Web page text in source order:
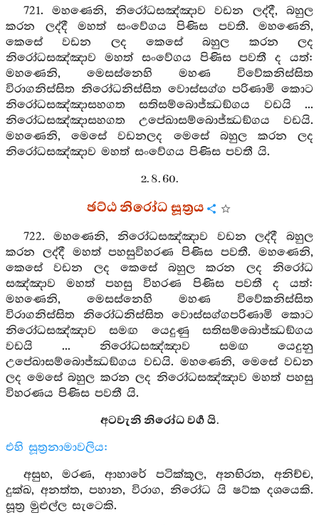
721. මහණෙනි, නිරෝධසඤ්ඤාව වඩන ලද්දී, බහුල
කරන ලද්දී මහත් සංවේගය පිණිස පවතී. මහණෙනි,
කෙසේ වඩන ලද කෙසේ බහුල කරන ලද
නිරෝධසඤ්ඤාව මහත් සංවේගය පිණිස පවතී ද යත්:
මහණෙනි, මෙසස්නෙහි මහණ විවේකනිස්සිත
විරාගනිස්සිත නිරෝධනිස්සිත වොස්සග්ග පරිණාමි කොට
නිරෝධසඤ්ඤාසහගත සතිසම්බොජ්ඣඞ්ගය වඩයි ...
නිරෝධසඤ්ඤාසහගත උපේඛාසම්බොජ්ඣඞ්ගය වඩයි.
මහණෙනි, මෙසේ වඩනලද මෙසේ බහුල කරන ලද
නිරෝධසඤ්ඤාව මහත් සංවේගය පිණිස පවතී යි.
2. 8. 60.
ඡට්ඨ නිරෝධ සූත්‍රය
722. මහණෙනි, නිරෝධසඤ්ඤාව වඩන ලද්දී බහුල
කරන ලද්දී මහත් පහසුවිහරණ පිණිස පවතී. මහණෙනි,
කෙසේ වඩන ලද කෙසේ බහුල කරන ලද නිරෝධ
සඤ්ඤාව මහත් පහසු විහරණ පිණිස පවතී ද යත්:
මහණෙනි, මෙසස්නෙහි මහණ විවේකනිස්සිත
විරාගනිස්සිත නිරෝධනිස්සිත වොස්සග්ගපරිණාමි කොට
නිරෝධසඤ්ඤාව සමඟ යෙදුණු සතිසම්බොජ්ඣඞ්ගය
වඩයි ... නිරෝධසඤ්ඤාව සමඟ යෙදුනු
උපේඛාසම්බොජ්ඣඞ්ගය වඩයි. මහණෙනි, මෙසේ වඩන
ලද මෙසේ බහුල කරන ලද නිරෝධසඤ්ඤාව මහත් පහසු
විහරණය පිණිස පවතී යි.
අටවැනි නිරෝධ වර්‍ග යි.
එහි සූත්‍රනාමාවලිය:
අසුභ, මරණ, ආහාරේ පටික්කූල, අනභිරත, අනිච්ච,
දුක්ඛ, අනත්ත, පහාන, විරාග, නිරෝධ යි ෂට්ක දශයෙකි.
සූත්‍ර මුළුල්ල සැටෙකි.